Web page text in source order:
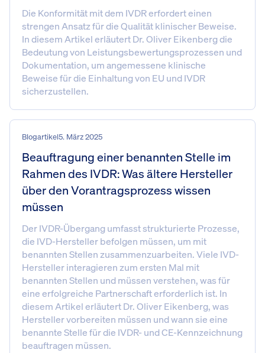
Die Konformität mit dem IVDR erfordert einen
strengen Ansatz für die Qualität klinischer Beweise.
In diesem Artikel erläutert Dr. Oliver Eikenberg die
Bedeutung von Leistungsbewertungsprozessen und
Dokumentation, um angemessene klinische
Beweise für die Einhaltung von EU und IVDR
sicherzustellen.
Blogartikel5. März 2025
Beauftragung einer benannten Stelle im
Rahmen des IVDR: Was ältere Hersteller
über den Vorantragsprozess wissen
müssen
Der IVDR-Übergang umfasst strukturierte Prozesse,
die IVD-Hersteller befolgen müssen, um mit
benannten Stellen zusammenzuarbeiten. Viele IVD-
Hersteller interagieren zum ersten Mal mit
benannten Stellen und müssen verstehen, was für
eine erfolgreiche Partnerschaft erforderlich ist. In
diesem Artikel erläutert Dr. Oliver Eikenberg, was
Hersteller vorbereiten müssen und wann sie eine
benannte Stelle für die IVDR- und CE-Kennzeichnung
beauftragen müssen.